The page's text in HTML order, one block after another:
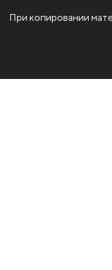
При копировании